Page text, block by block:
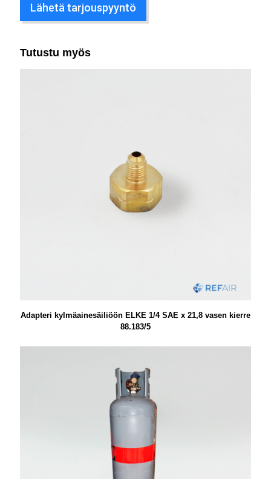
Lähetä tarjouspyyntö
Tutustu myös
Adapteri kylmäainesäiliöön ELKE 1/4 SAE x 21,8 vasen kierre
88.183/5